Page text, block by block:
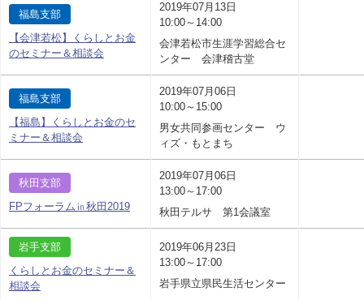
福島支部
【会津若松】くらしとお金
のセミナー＆相談会
2019年07月13日
10:00～14:00
会津若松市生涯学習総合セ
ンター 会津稽古堂
福島支部
【福島】くらしとお金のセ
ミナー＆相談会
2019年07月06日
10:00～15:00
男女共同参画センター ウ
ィズ・もとまち
秋田支部
FPフォーラム㏌秋田2019
2019年07月06日
13:00～17:00
秋田テルサ 第1会議室
岩手支部
くらしとお金のセミナー＆
相談会
2019年06月23日
13:00～17:00
岩手県立県民生活センター